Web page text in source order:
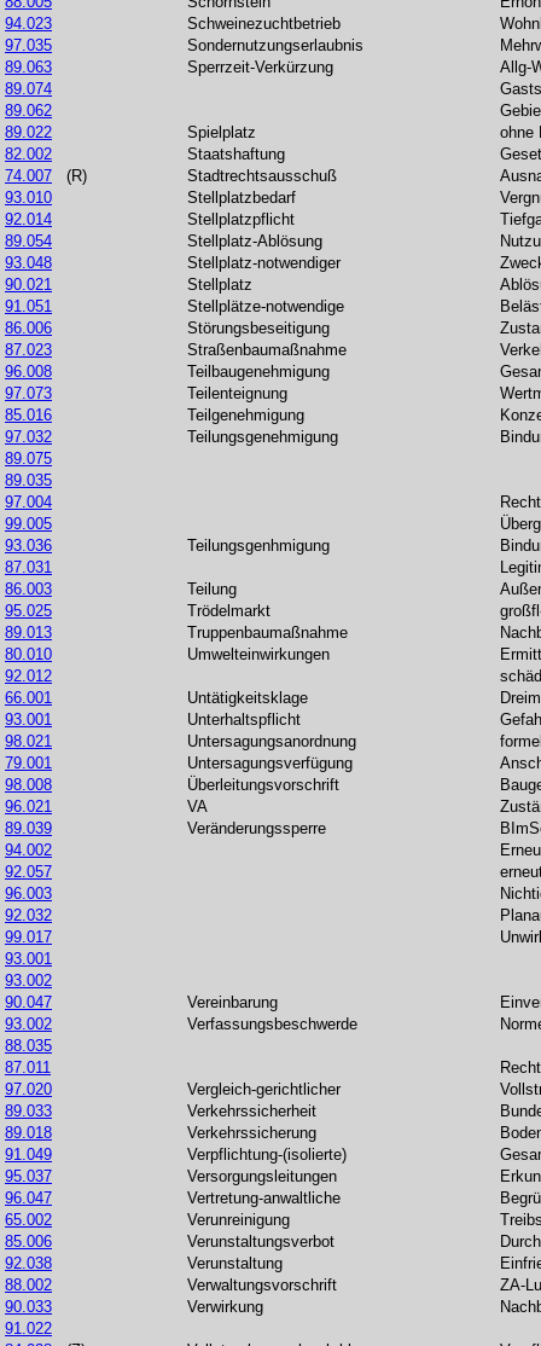
94.023
Schweinezuchtbetrieb
97.035
Sondernutzungserlaubnis
89.063
Sperrzeit-Verkürzung
Allg-
89.074
89.062
89.022
Spielplatz
ohne
82.002
Staatshaftung
74.007
(R) Stadtrechtsausschuß
93.010
Stellplatzbedarf
92.014
Stellplatzpflicht
89.054
Stellplatz-Ablösung
93.048
Stellplatz-notwendiger
90.021
Stellplatz
91.051
Stellplätze-notwendige
86.006
Störungsbeseitigung
87.023
Straßenbaumaßnahme
96.008
Teilbaugenehmigung
97.073
Teilenteignung
85.016
Teilgenehmigung
97.032
Teilungsgenehmigung
89.075
89.035
97.004
99.005
93.036
Teilungsgenhmigung
87.031
86.003
Teilung
95.025
Trödelmarkt
89.013
Truppenbaumaßnahme
80.010
Umwelteinwirkungen
92.012
66.001
Untätigkeitsklage
93.001
Unterhaltspflicht
98.021
Untersagungsanordnung
79.001
Untersagungsverfügung
98.008
Überleitungsvorschrift
96.021
VA
89.039
Veränderungssperre
94.002
92.057
96.003
92.032
99.017
93.001
93.002
90.047
Vereinbarung
93.002
Verfassungsbeschwerde
88.035
87.011
97.020
Vergleich-gerichtlicher
89.033
Verkehrssicherheit
89.018
Verkehrssicherung
91.049
Verpflichtung-(isolierte)
95.037
Versorgungsleitungen
96.047
Vertretung-anwaltliche
65.002
Verunreinigung
85.006
Verunstaltungsverbot
92.038
Verunstaltung
88.002
Verwaltungsvorschrift
ZA-
90.033
Verwirkung
91.022